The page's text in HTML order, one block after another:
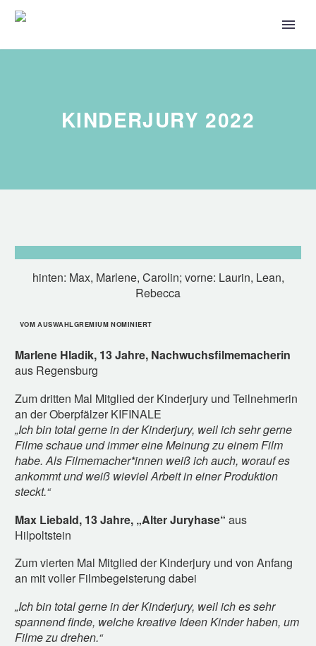
KINDERJURY 2022
hinten: Max, Marlene, Carolin; vorne: Laurin, Lean,
Rebecca
VOM AUSWAHLGREMIUM NOMINIERT
Marlene Hladik, 13 Jahre, Nachwuchsfilmemacherin
aus Regensburg
Zum dritten Mal Mitglied der Kinderjury und Teilnehmerin
an der Oberpfälzer KIFINALE
„Ich bin total gerne in der Kinderjury, weil ich sehr gerne
Filme schaue und immer eine Meinung zu einem Film
habe. Als Filmemacher*innen weiß ich auch, worauf es
ankommt und weiß wieviel Arbeit in einer Produktion
steckt.“
Max Liebald, 13 Jahre, „Alter Juryhase“ aus
Hilpoltstein
Zum vierten Mal Mitglied der Kinderjury und von Anfang
an mit voller Filmbegeisterung dabei
„Ich bin total gerne in der Kinderjury, weil ich es sehr
spannend finde, welche kreative Ideen Kinder haben, um
Filme zu drehen.“